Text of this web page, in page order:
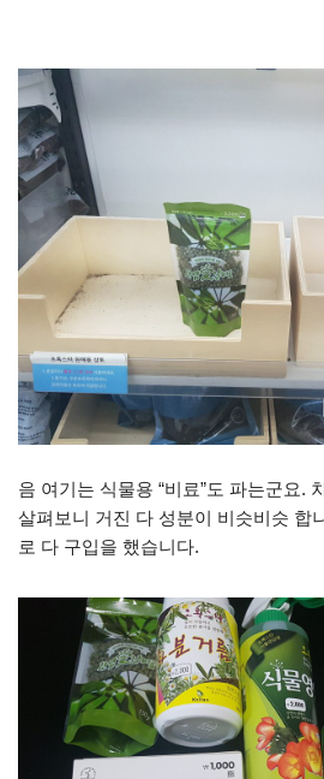
음 여기는 식물용 “비료”도 파는군요.
살펴보니 거진 다 성분이 비슷비슷 합
로 다 구입을 했습니다.